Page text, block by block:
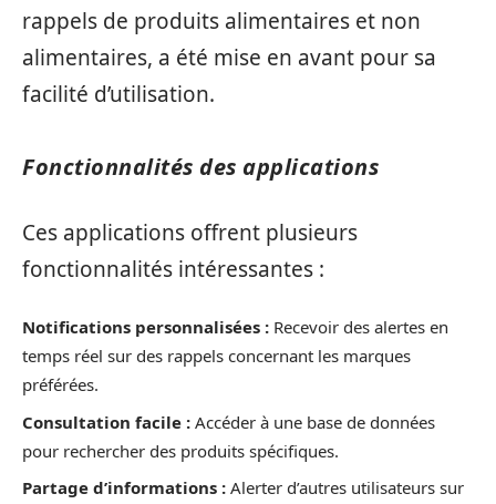
rappels de produits alimentaires et non
alimentaires, a été mise en avant pour sa
facilité d’utilisation.
Fonctionnalités des applications
Ces applications offrent plusieurs
fonctionnalités intéressantes :
Notifications personnalisées : Recevoir des alertes en
temps réel sur des rappels concernant les marques
préférées.
Consultation facile : Accéder à une base de données
pour rechercher des produits spécifiques.
Partage d’informations : Alerter d’autres utilisateurs sur